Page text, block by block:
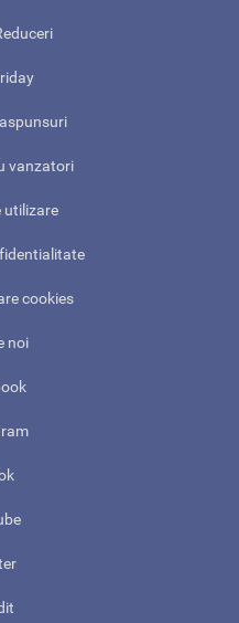
vanzatori
utilizare
cookies
noi